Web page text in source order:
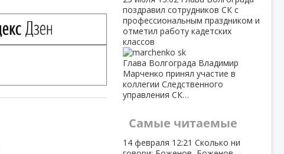
поздравил сотрудников СК с
профессиональным праздником и
отметил работу кадетских
классов
Глава Волгограда Владимир
Марченко принял участие в
коллегии Следственного
управления СК…
Самые читаемые
14 февраля 12:21 Сколько ни